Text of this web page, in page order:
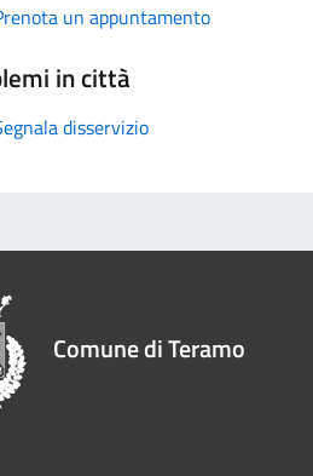
un appuntamento
in città
disservizio
Comune di Teramo